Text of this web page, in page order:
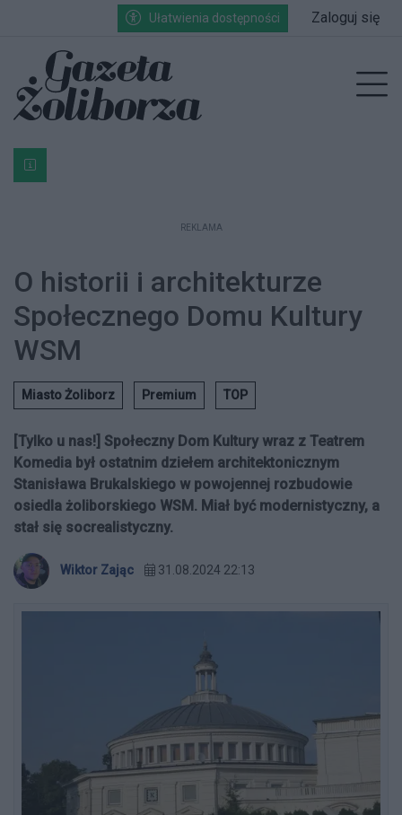
Przejdź do głównych treści
Przejdź do wyszukiwarki
Przejdź do głównego menuUłatwienia dostępności Zaloguj się
Bardzo ważna informacja dla podatników posiadających
REKLAMA
O historii i architekturze
Społecznego Domu Kultury
WSM
Miasto Żoliborz Premium TOP
[Tylko u nas!] Społeczny Dom Kultury wraz z Teatrem
Komedia był ostatnim dziełem architektonicznym
Stanisława Brukalskiego w powojennej rozbudowie
osiedla żoliborskiego WSM. Miał być modernistyczny, a
stał się socrealistyczny.
Wiktor Zając 31.08.2024 22:13